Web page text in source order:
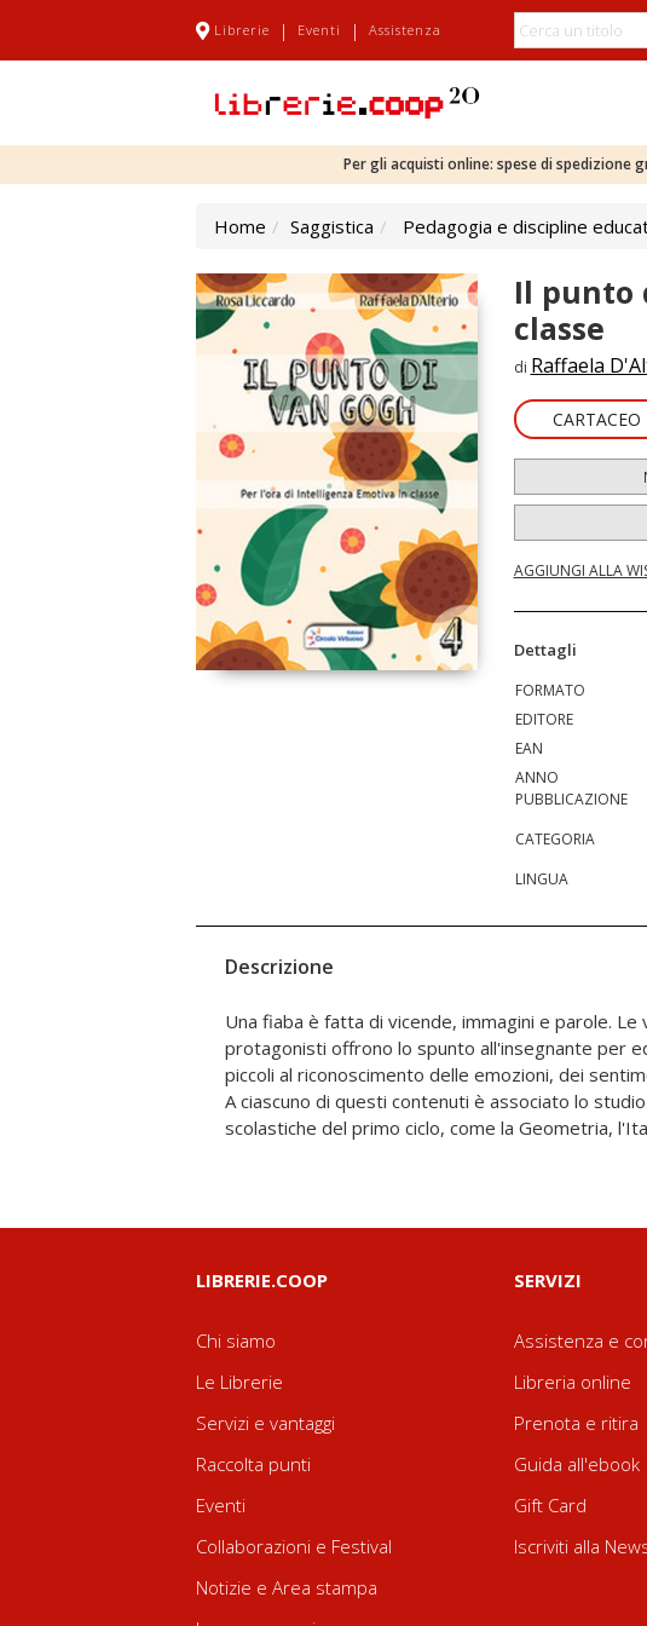
Librerie | Eventi | Assistenza
Per gli acquisti online: spese di spedizione
Home Saggistica Pedagogia e discipline
Il punto
classe
di Raffaela
CARTACEO
AGGIUNGI ALLA
Dettagli
FORMATO
EDITORE
EAN
ANNO
PUBBLICAZIONE
CATEGORIA
LINGUA
Descrizione
Una fiaba è fatta di vicende, immagini e parole. Le
protagonisti offrono lo spunto all'insegnante per
piccoli al riconoscimento delle emozioni, dei
A ciascuno di questi contenuti è associato lo
scolastiche del primo ciclo, come la Geometria,
Geografia, l'Educazione Civica, l'Educazione Stradale
la lingua Inglese, la Storia, l'Educazione alla
l'Immagine, l'Educazione Alimentare e le
facilitare l'apprendimento. La scuola
LIBRERIE.COOP
Chi siamo
Le Librerie
Servizi e vantaggi
Raccolta punti
Eventi
Collaborazioni e Festival
Notizie e Area stampa
SERVIZI
Assistenza e
Libreria online
Prenota e ritira
Guida all'ebook
Gift Card
Iscriviti alla